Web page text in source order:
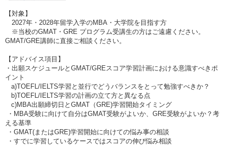
【対象】
2027年・2028年留学入学のMBA・大学院を目指す方
※当校のGMAT・GRE プログラム受講生の方はご遠慮ください。
GMAT/GRE講師に直接ご相談ください。
【アドバイス項目】
・出願スケジュールとGMAT/GREスコア学習計画における意識すべきポ
イント
a)TOEFL/IELTS学習と並行でどうバランスをとって勉強すべきか？
b)TOEFL/IELTS学習の計画の立て方と異なる点
c)MBA出願締切日とGMAT（GRE)学習開始タイミング
・MBA受験に向けて自分はGMAT受験がよいか、GRE受験がよいか？考
える基準
・GMAT(またはGRE)学習開始に向けての悩み事の相談
・すでに学習しているケースではスコアの伸び悩み相談